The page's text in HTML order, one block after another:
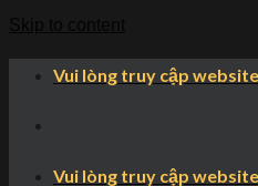
Vui lòng truy cập
Vui lòng truy cập